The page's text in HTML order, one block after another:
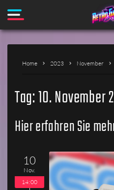
Home 2023 November
Tag:10. November
Hier erfahren Sie
10
Nov.
14:00